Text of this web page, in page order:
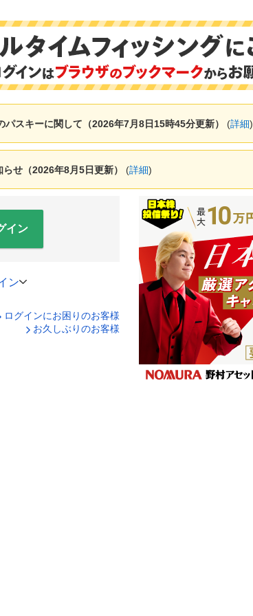
スキーに関して（2026年7月8日15時45分更新） (詳細)
せ（2026年8月5日更新） (詳細)
イン
ン
口座番号でログイン
ログインにお困りのお客様
お久しぶりのお客様